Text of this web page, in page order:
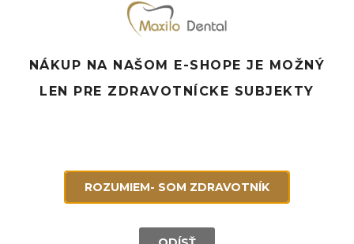
Doprava ZADARMO pri objednávke nad 120 EUR
Súvisiace produkty
NÁKUP NA NAŠOM E-SHOPE JE MOŽNÝ
LEN PRE ZDRAVOTNÍCKE SUBJEKTY
ROZUMIEM- SOM ZDRAVOTNÍK